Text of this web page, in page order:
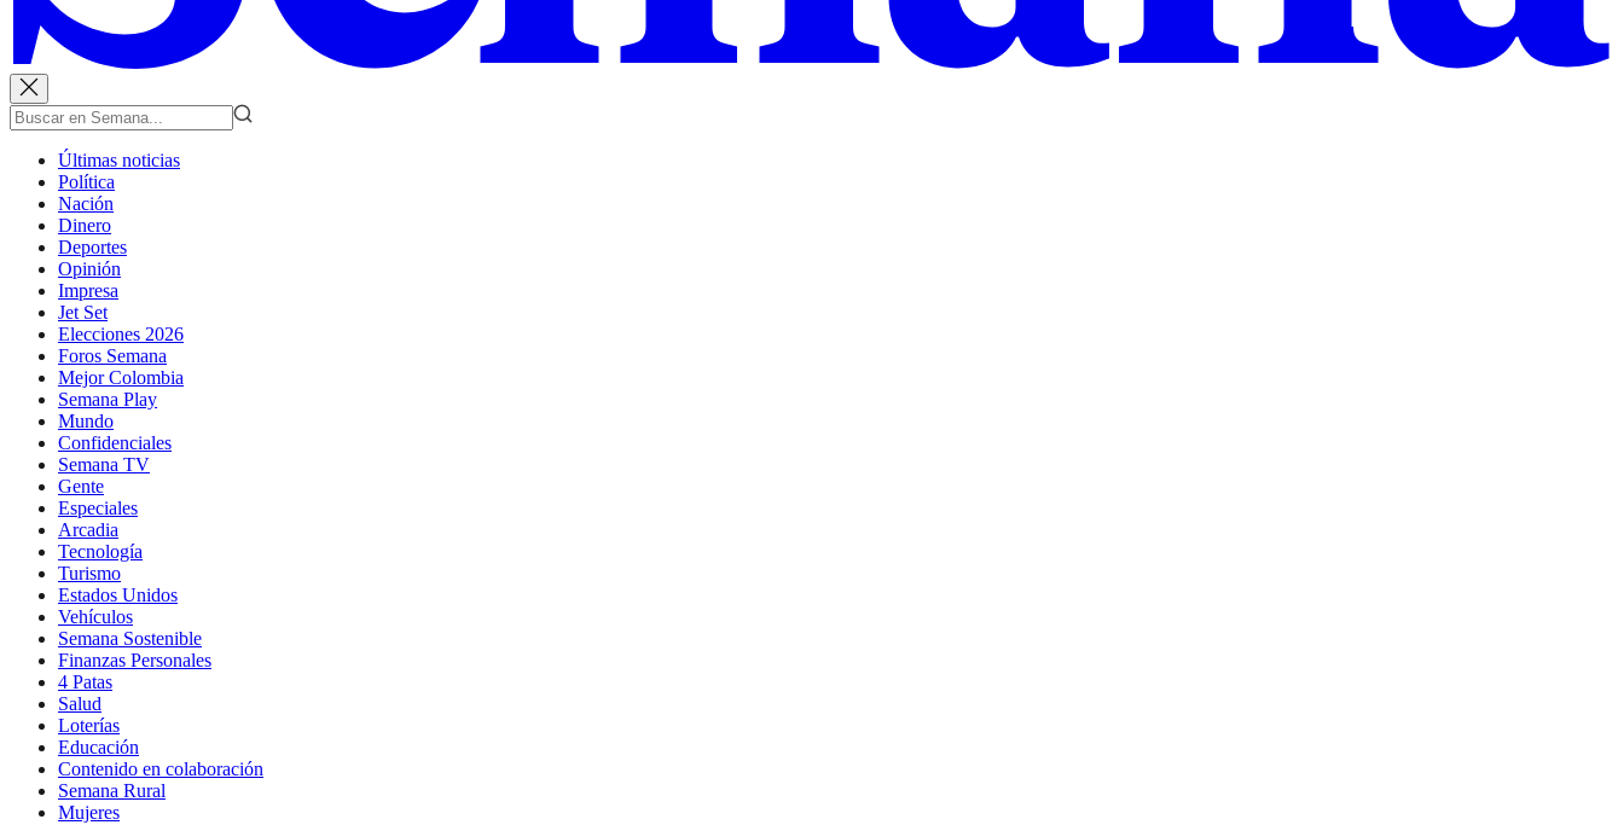
Últimas noticias
Política
Nación
Dinero
Deportes
Opinión
Impresa
Jet Set
Elecciones 2026
Foros Semana
Mejor Colombia
Semana Play
Mundo
Confidenciales
Semana TV
Gente
Especiales
Arcadia
Tecnología
Turismo
Estados Unidos
Vehículos
Semana Sostenible
Finanzas Personales
4 Patas
Salud
Loterías
Educación
Contenido en colaboración
Semana Rural
Mujeres